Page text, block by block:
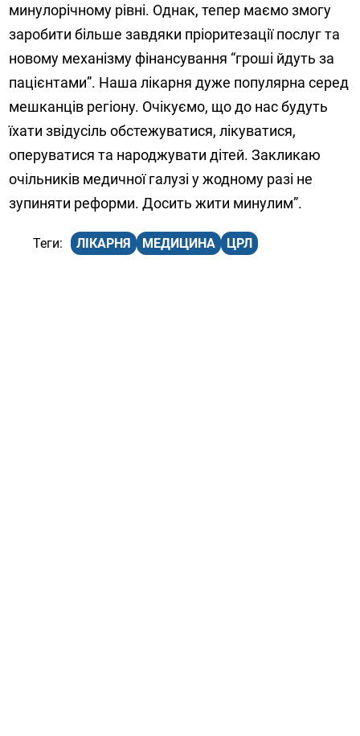
минулорічному рівні. Однак, тепер маємо змогу
заробити більше завдяки пріоритезації послуг та
новому механізму фінансування “гроші йдуть за
пацієнтами”. Наша лікарня дуже популярна серед
мешканців регіону. Очікуємо, що до нас будуть
їхати звідусіль обстежуватися, лікуватися,
оперуватися та народжувати дітей. Закликаю
очільників медичної галузі у жодному разі не
зупиняти реформи. Досить жити минулим”.
ЛІКАРНЯ МЕДИЦИНА ЦРЛ